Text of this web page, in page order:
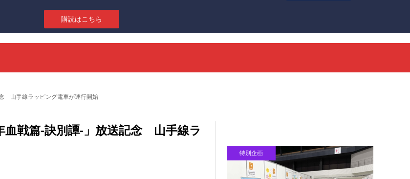
購読はこちら
山手線ラッピング電車が運行開始
血戦篇-訣別譚-」放送記念 山手線ラ
特別企画